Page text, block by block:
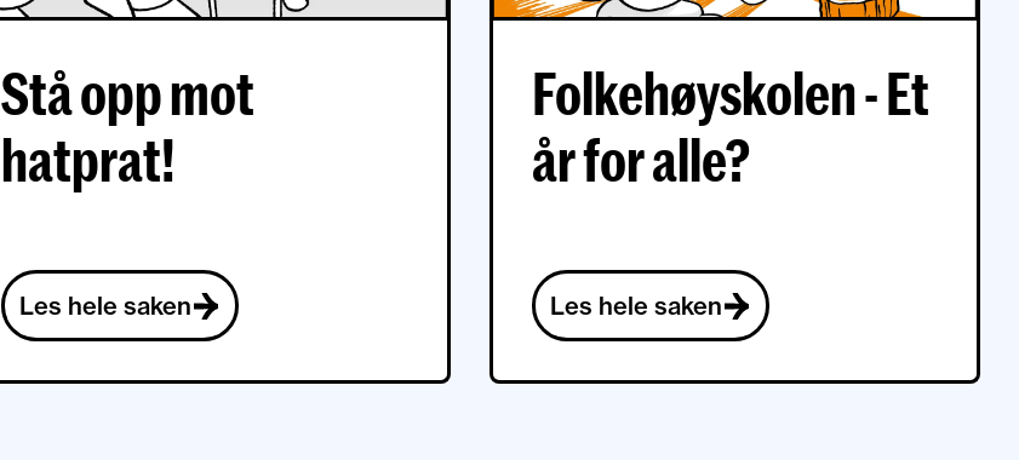
Stå opp mot
hatprat!
Les hele saken
Folkehøyskolen - Et
år for alle?
Les hele saken